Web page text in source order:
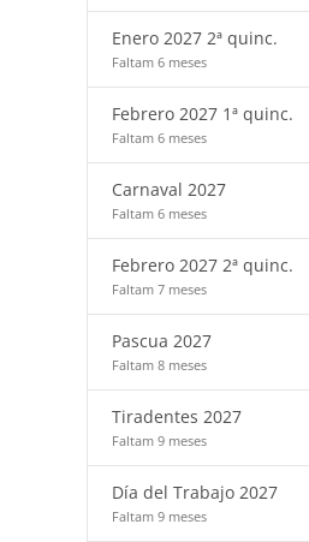
Enero 2027 2ª quinc.
Faltam 6 meses
Febrero 2027 1ª quinc.
Faltam 6 meses
Carnaval 2027
Faltam 6 meses
Febrero 2027 2ª quinc.
Faltam 7 meses
Pascua 2027
Faltam 8 meses
Tiradentes 2027
Faltam 9 meses
Día del Trabajo 2027
Faltam 9 meses